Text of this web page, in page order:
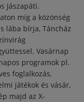
Jászapáti.
míg a közönség
lába bírja, Táncház
Vasárnap
programok pl.
foglalkozás,
játékok és vásár,
majd az X-